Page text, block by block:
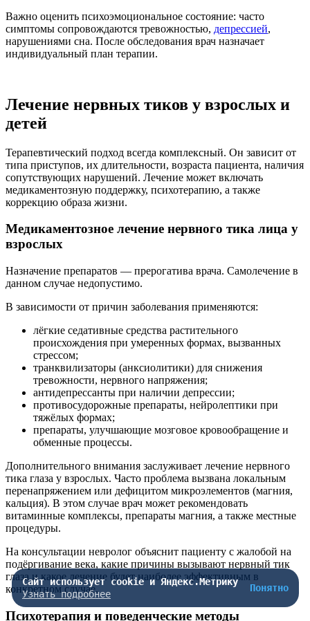
Важно оценить психоэмоциональное состояние: часто
симптомы сопровождаются тревожностью, депрессией,
нарушениями сна. После обследования врач назначает
индивидуальный план терапии.
Лечение нервных тиков у взрослых и
детей
Терапевтический подход всегда комплексный. Он зависит от
типа приступов, их длительности, возраста пациента, наличия
сопутствующих нарушений. Лечение может включать
медикаментозную поддержку, психотерапию, а также
коррекцию образа жизни.
Медикаментозное лечение нервного тика лица у
взрослых
Назначение препаратов — прерогатива врача. Самолечение в
данном случае недопустимо.
В зависимости от причин заболевания применяются:
лёгкие седативные средства растительного
происхождения при умеренных формах, вызванных
стрессом;
транквилизаторы (анксиолитики) для снижения
тревожности, нервного напряжения;
антидепрессанты при наличии депрессии;
противосудорожные препараты, нейролептики при
тяжёлых формах;
препараты, улучшающие мозговое кровообращение и
обменные процессы.
Дополнительного внимания заслуживает лечение нервного
тика глаза у взрослых. Часто проблема вызвана локальным
перенапряжением или дефицитом микроэлементов (магния,
кальция). В этом случае врач может рекомендовать
витаминные комплексы, препараты магния, а также местные
процедуры.
На консультации невролог объяснит пациенту с жалобой на
подёргивание века, какие причины вызывают нервный тик
глаза и какое лечение будет наиболее эффективным в
конкретном случае.
Психотерапия и поведенческие методы
Сайт использует cookie и Яндекс.Метрику
Узнать подробнее
Понятно